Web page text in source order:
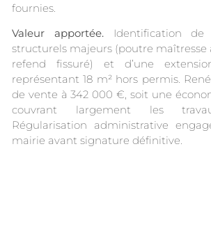
fournies.
Valeur apportée.Identification de
structurels majeurs (poutre
refend fissuré) et d’une
représentant 18 m² hors permis.
de vente à 342 000 €, soit une
couvrant largement les
Régularisation administrative
mairie avant signature définitive.